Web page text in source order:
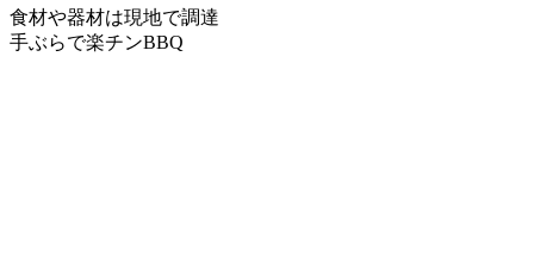
食材や器材は現地で調達
手ぶらで楽チンBBQ